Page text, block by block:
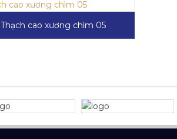
Thạch cao xương chìm 05